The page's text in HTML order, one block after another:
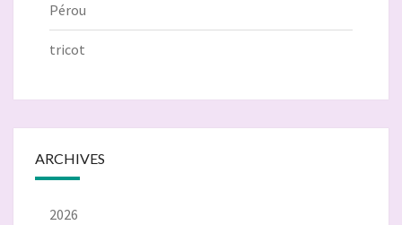
Pérou
tricot
ARCHIVES
2026